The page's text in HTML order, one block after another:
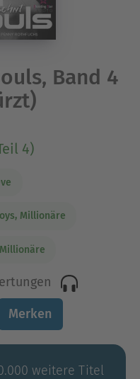
Band 4
4)
Millionäre
Merken
weitere Titel